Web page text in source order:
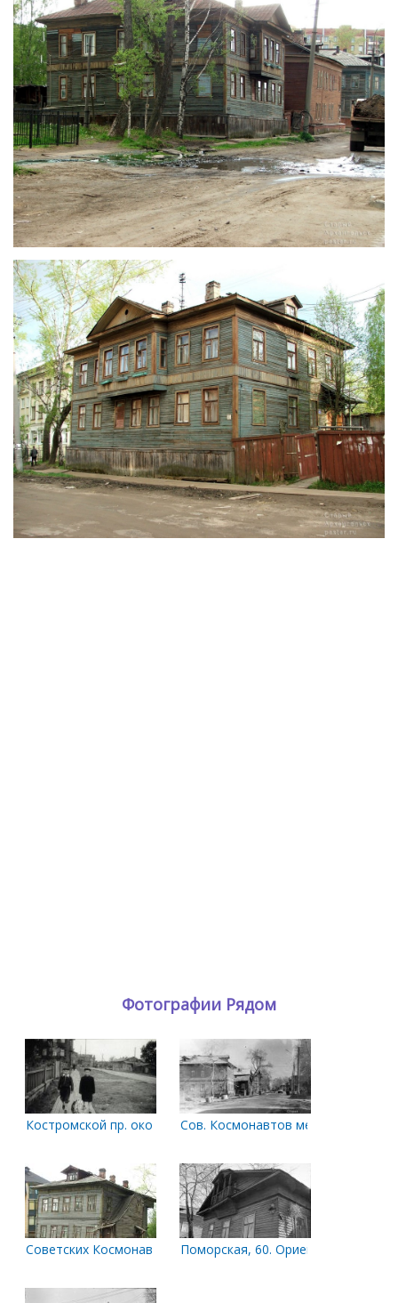
Фотографии Рядом
Костромской пр. около Поморской. 1956 г.
Сов. Космонавтов между
Советских Космонавтов, 70.Поморская, 60. Ориентировочно,